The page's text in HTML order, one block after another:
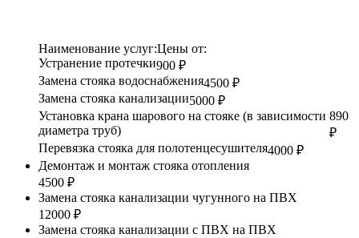
Наименование услуг:Цены от:
Устранение протечки900 ₽
Замена стояка водоснабжения4500 ₽
Замена стояка канализации5000 ₽
Установка крана шарового на стояке (в зависимости
диаметра труб)
890
₽
Перевязка стояка для полотенцесушителя4000 ₽
Демонтаж и монтаж стояка отопления
4500 ₽
Замена стояка канализации чугунного на ПВХ
12000 ₽
Замена стояка канализации с ПВХ на ПВХ